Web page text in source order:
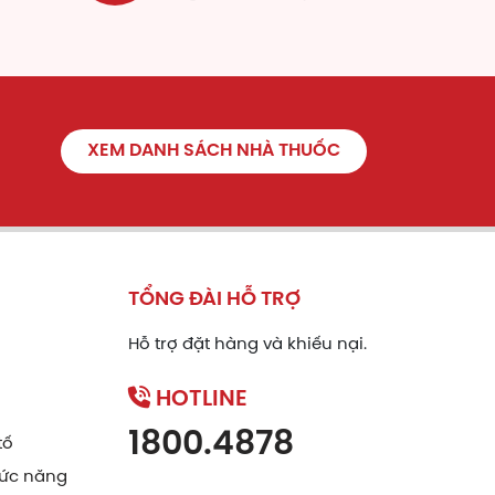
điều huyết, quy thủ thiếu âm, thủ
và ngủ sâu. Cải thiện chức năng
sức đề kháng môi trường và ngăn
XEM DANH SÁCH NHÀ THUỐC
năng
TỔNG ĐÀI HỖ TRỢ
Hỗ trợ đặt hàng và khiếu nại.
HOTLINE
1800.4878